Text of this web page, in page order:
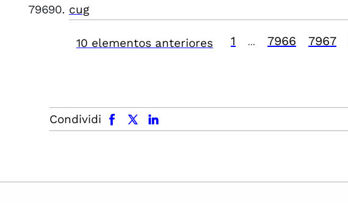
cug
10 elementos anteriores 1 7966 7967
Condividi
facebook x.com linkedin